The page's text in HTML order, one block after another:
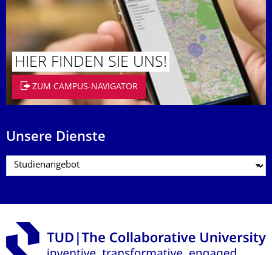
HIER FINDEN SIE UNS!
ZUM CAMPUS-NAVIGATOR
Unsere Dienste